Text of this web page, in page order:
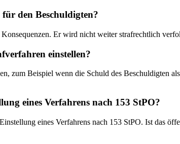
den Beschuldigten?
Er wird nicht weiter strafrechtlich
einstellen?
zum Beispiel wenn die Schuld des Beschuldigten
eines Verfahrens nach 153 StPO?
eines Verfahrens nach 153 StPO. Ist das